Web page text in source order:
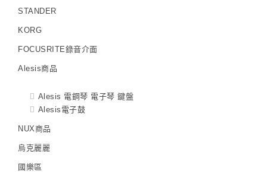
STANDER
KORG
FOCUSRITE錄音介面
Alesis商品
Alesis 電鋼琴 電子琴 鍵盤
Alesis電子鼓
NUX商品
烏克麗麗
國樂區